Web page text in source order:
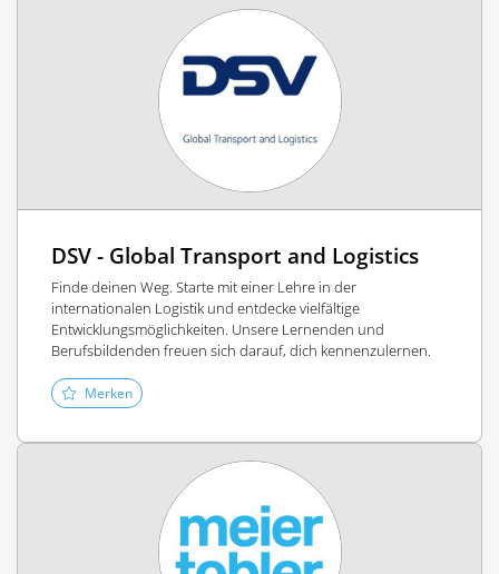
DSV - Global Transport and Logistics
Finde deinen Weg. Starte mit einer Lehre in der
internationalen Logistik und entdecke vielfältige
Entwicklungsmöglichkeiten. Unsere Lernenden und
Berufsbildenden freuen sich darauf, dich kennenzulernen.
Merken